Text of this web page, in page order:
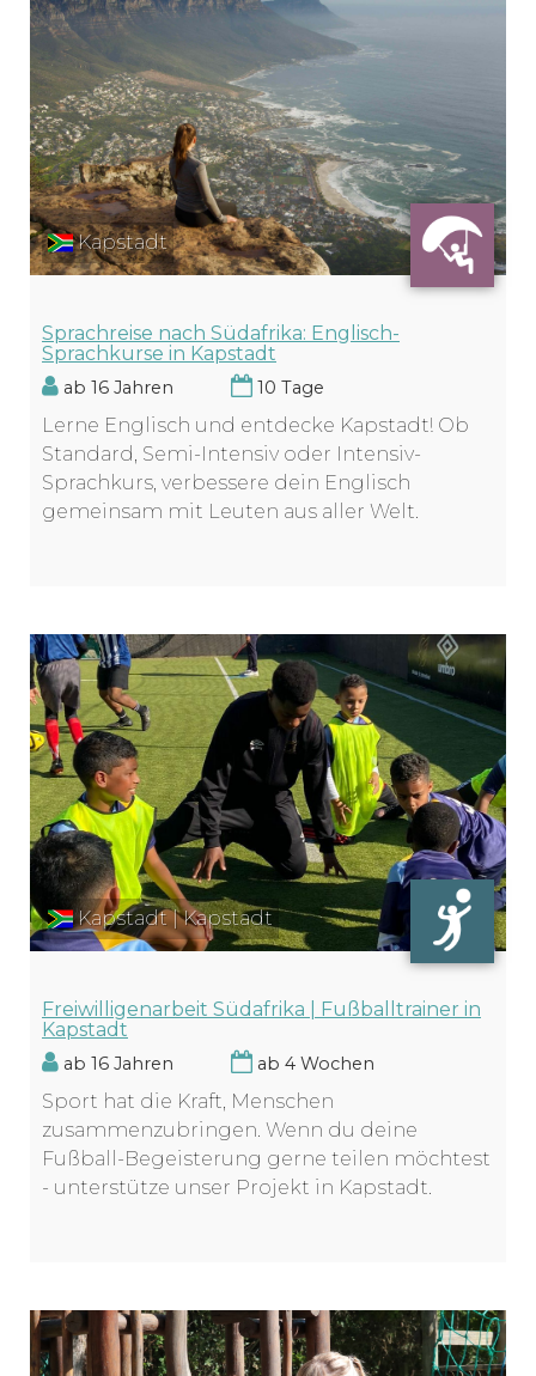
Kapstadt
Sprachreise nach Südafrika: Englisch-
Sprachkurse in Kapstadt
ab 16 Jahren 10 Tage
Lerne Englisch und entdecke Kapstadt! Ob
Standard, Semi-Intensiv oder Intensiv-
Sprachkurs, verbessere dein Englisch
gemeinsam mit Leuten aus aller Welt.
Kapstadt | Kapstadt
Freiwilligenarbeit Südafrika | Fußballtrainer in
Kapstadt
ab 16 Jahren ab 4 Wochen
Sport hat die Kraft, Menschen
zusammenzubringen. Wenn du deine
Fußball-Begeisterung gerne teilen möchtest
- unterstütze unser Projekt in Kapstadt.